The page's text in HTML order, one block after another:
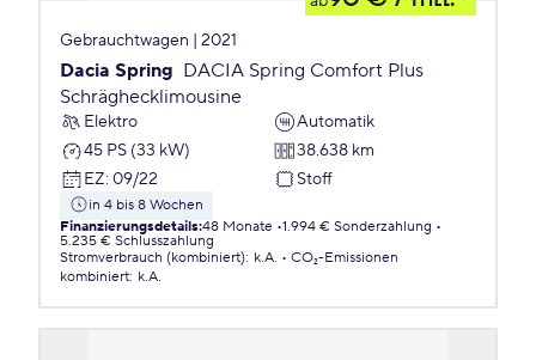
Gebrauchtwagen | 2021
Dacia Spring DACIA Spring Comfort Plus
Schräghecklimousine
Elektro
Automatik
45 PS (33 kW)
38.638 km
EZ: 09/22 Stoff
in 4 bis 8 Wochen
Finanzierungsdetails:48 Monate 1.994 € Sonderzahlung
5.235 € Schlusszahlung
Stromverbrauch (kombiniert): k.A.
CO₂-Emissionen
kombiniert: k.A.